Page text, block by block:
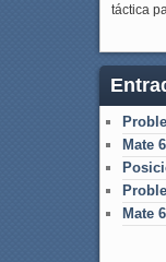
táctica
Mate
Mate